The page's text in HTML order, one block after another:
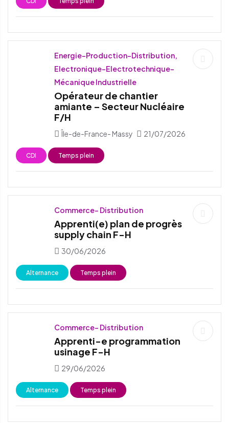
Energie-Production-Distribution,
Electronique-Electrotechnique-
Mécanique Industrielle
Opérateur de chantier
amiante – Secteur Nucléaire
F/H
Île-de-France- Massy 21/07/2026
CDI Temps plein
Commerce- Distribution
Apprenti(e) plan de progrès
supply chain F-H
30/06/2026
Alternance Temps plein
Commerce- Distribution
Apprenti-e programmation
usinage F-H
29/06/2026
Alternance Temps plein